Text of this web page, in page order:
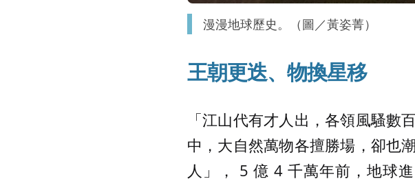
漫漫地球歷史。（圖／黃姿菁）
王朝更迭、物換星移
「江山代有才人出，各領風騷
中，大自然萬物各擅勝場，卻也
人」， 5 億 4 千萬年前，地球